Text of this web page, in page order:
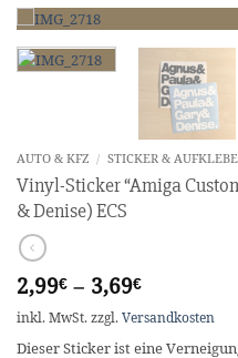
AUTO & KFZ / STICKER &
Vinyl-Sticker “Amiga
& Denise) ECS
2,99€ – 3,69€
inkl. MwSt. zzgl. Versandkosten
Dieser Sticker ist eine